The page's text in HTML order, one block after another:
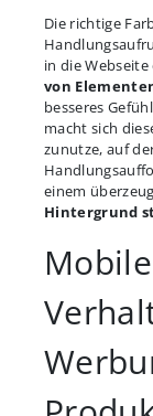
Die richtige
in die
von
besseres
macht sich
zunutze, auf
einem
Hintergrund